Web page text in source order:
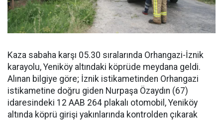
Kaza sabaha karşı 05.30 sıralarında Orhangazi-İznik
karayolu, Yeniköy altındaki köprüde meydana geldi.
Alınan bilgiye göre; İznik istikametinden Orhangazi
istikametine doğru giden Nurpaşa Özaydın (67)
idaresindeki 12 AAB 264 plakalı otomobil, Yeniköy
altında köprü girişi yakınlarında kontrolden çıkarak